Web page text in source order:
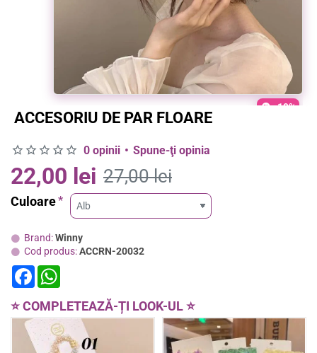
-19%
ACCESORIU DE PAR FLOARE
Brand:Winny
Cod produs:ACCRN-20032
0 opinii • Spune-ţi opinia
22,00 lei 27,00 lei
Culoare
F
a
e
b
o
k
t
s
A
p
p
⭐ COMPLETEAZĂ-ȚI LOOK-UL ⭐